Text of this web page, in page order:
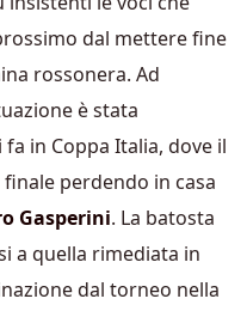
dal mettere fine
rossonera. Ad
è stata
in Coppa Italia, dove il
perdendo in casa
Gasperini. La batosta
a quella rimediata in
dal torneo nella